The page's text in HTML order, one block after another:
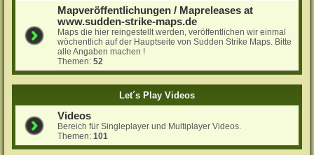
Mapveröffentlichungen / Mapreleases at
www.sudden-strike-maps.de
Maps die hier reingestellt werden, veröffentlichen wir einmal
wöchentlich auf der Hauptseite von Sudden Strike Maps. Bitte
alle Angaben machen !
Themen:52
Let´s Play Videos
Videos
Bereich für Singleplayer und Multiplayer Videos.
Themen:101